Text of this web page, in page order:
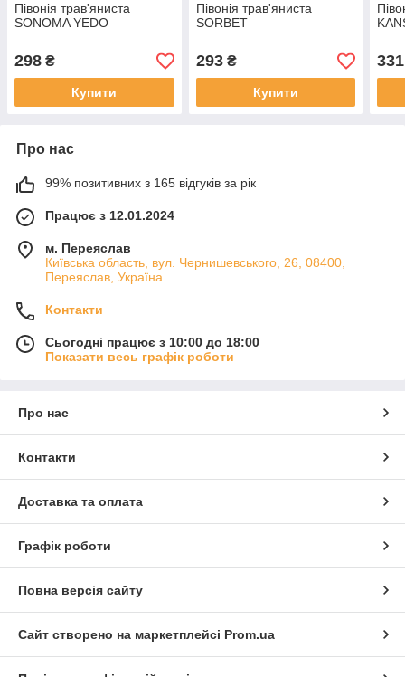
Півонія трав'яниста
SONOMA YEDO
298 ₴
Купити
Півонія трав'яниста
SORBET
293₴
Купити
331
Про нас
99% позитивних з 165 відгуків за рік
Працює з 12.01.2024
м. Переяслав
Київська область, вул. Чернишевського, 26, 08400,
Переяслав, Україна
Контакти
Сьогодні працює з 10:00 до 18:00
Показати весь графік роботи
Про нас
Контакти
Доставка та оплата
Графік роботи
Повна версія сайту
Сайт створено на маркетплейсі Prom.ua